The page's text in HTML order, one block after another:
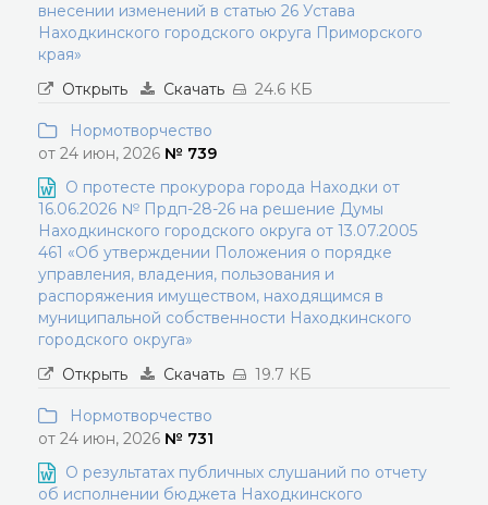
внесении изменений в статью 26 Устава
Находкинского городского округа Приморского
края»
Открыть
Скачать 24.6 КБ
Нормотворчество
от 24 июн, 2026 № 739
О протесте прокурора города Находки от
16.06.2026 № Прдп-28-26 на решение Думы
Находкинского городского округа от 13.07.2005
461 «Об утверждении Положения о порядке
управления, владения, пользования и
распоряжения имуществом, находящимся в
муниципальной собственности Находкинского
городского округа»
Открыть
Скачать 19.7 КБ
Нормотворчество
от 24 июн, 2026 № 731
О результатах публичных слушаний по отчету
об исполнении бюджета Находкинского